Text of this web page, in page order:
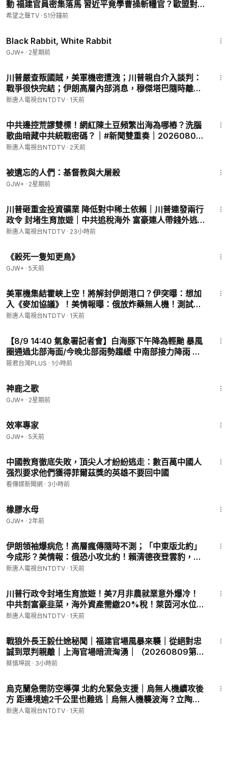
‣‣ 推特 ►https://twitter.com/NTDChinese
‣‣ 電報 ►https://t.me/NTDChinese
‣‣ 翻牆軟件 ► https://git.io/fgp88
‣‣ 歡迎訂閱「乾淨世界」►
© All Rights Reserved.
動 福建官員密集落馬 習近平竟學曹操斬糧官？歐盟對中
祭硬手：穿透制裁中共供應鏈！【新聞速遞】
希望之聲TV · 51分鐘前
Black Rabbit, White Rabbit
GJW+ · 2星期前
川普嚴查叛國賊，美軍機密遭洩；川普親自介入談判：
戰爭很快完結；伊朗高層內部消息，穆傑塔巴隨時離
世；赴美生子路斷；中製路由器後門，每35秒「送中」
新唐人電視台NTDTV · 1天前
中共邊控荒謬雙標！網紅陳土豆頻繁出海為哪樁？洗腦
歌曲暗藏中共統戰密碼？｜#新聞雙重奏｜20260807
(五)｜新聞大視野
新唐人電視台NTDTV · 2天前
被遺忘的人們：基督教與大屠殺
GJW+ · 2星期前
川普砸重金投資礦業 降低對中稀土依賴｜川普連發兩行
政令 封堵生育旅遊｜中共追稅海外 富豪連人帶錢外逃潮
｜台陸委會怒批 中共借颱風交管台海｜國際新聞｜
新唐人電視台NTDTV · 23小時前
《殺死一隻知更鳥》
GJW+ · 5天前
美軍機集結霍峽上空！將解封伊朗港口？伊突曝：想加
入《麥加協議》！美情報曝：俄放炸藥無人機！測試北
約底線？中共「反腐先鋒」秒落馬！挪威碉堡驚藏中共
新唐人電視台NTDTV · 1天前
【8/9 14:40 氣象署記者會】白海豚下午降為輕颱 暴風
圈通過北部海面/今晚北部雨勢趨緩 中南部接力降雨 海
警最快明晨解除
筱君台灣PLUS · 1小時前
神鹿之歌
GJW+ · 2星期前
效率專家
GJW+ · 5天前
中國教育徹底失敗，頂尖人才紛紛逃走：數百萬中國人
强烈要求他們獲得菲爾茲獎的英雄不要回中國
看傳媒新聞網 · 3小時前
橡膠水母
GJW+ · 2年前
伊朗領袖爆病危！高層瘋傳隨時不測；「中東版北約」
今成形？美情報：俄恐小攻北約！賴清德夜登雲豹，美
人員觀戰！中共百萬耳目黑幕遭揭！｜#新唐人
新唐人電視台NTDTV · 1天前
川普行政令封堵生育旅遊！美7月非農就業意外爆冷！
中共割富豪韭菜，海外資產需繳20%稅！萊茵河水位太
低，猛獁象骨骸重現天日！一首曲子演639年，下次變
新唐人電視台NTDTV · 1天前
戰狼外長王毅仕途秘聞｜福建官場風暴來襲｜從絕對忠
誠到眾判親離｜上海官場暗流洶湧｜（20260809第
1186期）#熱門話題
蔡慎坤說 · 3小時前
烏克蘭急需防空導彈 北約允緊急支援｜烏無人機續攻後
方 距邊境逾2千公里也難逃｜烏無人機襲波海？立陶宛
指莫斯科策動「假旗行動」嫁禍｜國際新聞｜
新唐人電視台NTDTV · 1天前